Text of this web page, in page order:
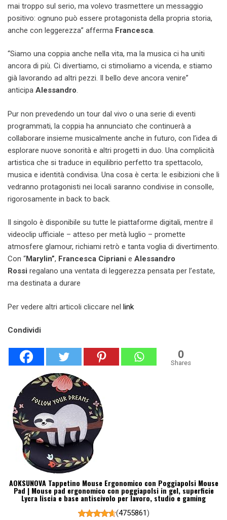
mai troppo sul serio, ma volevo trasmettere un messaggio
positivo: ognuno può essere protagonista della propria storia,
anche con leggerezza” afferma Francesca
“Siamo una coppia anche nella vita, ma la musica ci ha uniti
ancora di più. Ci divertiamo, ci stimoliamo a vicenda, e stiamo
già lavorando ad altri pezzi. Il bello deve ancora venire”
anticipa Alessandro.
Pur non prevedendo un tour dal vivo o una serie di eventi
programmati, la coppia ha annunciato che continuerà a
collaborare insieme musicalmente anche in futuro, con l’idea di
esplorare nuove sonorità e altri progetti in duo. Una complicità
artistica che si traduce in equilibrio perfetto tra spettacolo,
musica e identità condivisa. Una cosa è certa: le esibizioni che li
vedranno protagonisti nei locali saranno condivise in consolle,
rigorosamente in back to back.
Il singolo è disponibile su tutte le piattaforme digitali, mentre il
videoclip ufficiale – atteso per metà luglio – promette
atmosfere glamour, richiami retrò e tanta voglia di divertimento.
Con “Marylin”, Francesca Cipriani e Alessandro
Rossi regalano una ventata di leggerezza pensata per l’estate,
ma destinata a durare
Per vedere altri articoli cliccare nel link
Condividi
0
Shares
AOKSUNOVA Tappetino Mouse Ergonomico con Poggiapolsi Mouse
Pad | Mouse pad ergonomico con poggiapolsi in gel, superficie
Lycra liscia e base antiscivolo per lavoro, studio e gaming
(4755861)